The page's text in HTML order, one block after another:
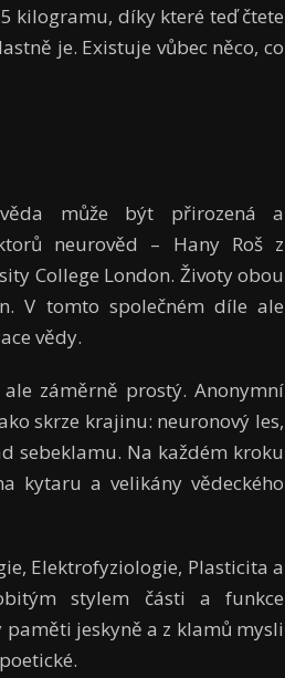
kilogramu, díky které teď čtete
je. Existuje vůbec něco, co
může být přirozená a
neurověd – Hany Roš z
College London. Životy obou
V tomto společném díle ale
vědy.
záměrně prostý. Anonymní
skrze krajinu: neuronový les,
sebeklamu. Na každém kroku
kytaru a velikány vědeckého
Elektrofyziologie, Plasticita a
stylem části a funkce
jeskyně a z klamů mysli